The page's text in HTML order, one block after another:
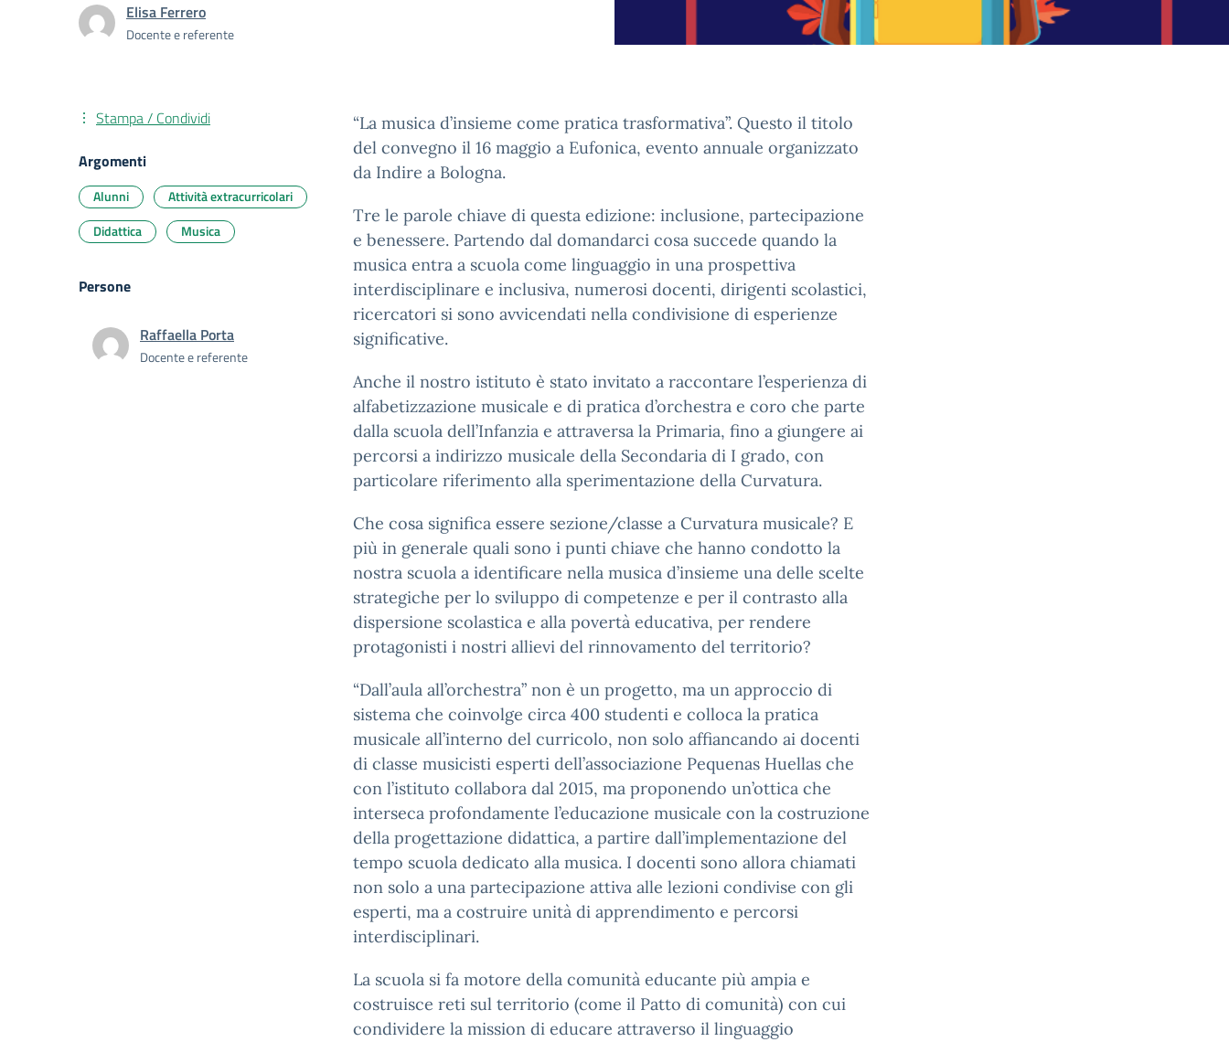
Elisa Ferrero
Docente e referente
“La musica d’insieme come pratica trasformativa”. Questo il titolo
del convegno il 16 maggio a Eufonica, evento annuale organizzato
da Indire a Bologna.
Tre le parole chiave di questa edizione: inclusione, partecipazione
e benessere. Partendo dal domandarci cosa succede quando la
musica entra a scuola come linguaggio in una prospettiva
interdisciplinare e inclusiva, numerosi docenti, dirigenti scolastici,
ricercatori si sono avvicendati nella condivisione di esperienze
significative.
Anche il nostro istituto è stato invitato a raccontare l’esperienza di
alfabetizzazione musicale e di pratica d’orchestra e coro che parte
dalla scuola dell’Infanzia e attraversa la Primaria, fino a giungere ai
percorsi a indirizzo musicale della Secondaria di I grado, con
particolare riferimento alla sperimentazione della Curvatura.
Che cosa significa essere sezione/classe a Curvatura musicale? E
più in generale quali sono i punti chiave che hanno condotto la
nostra scuola a identificare nella musica d’insieme una delle scelte
strategiche per lo sviluppo di competenze e per il contrasto alla
dispersione scolastica e alla povertà educativa, per rendere
protagonisti i nostri allievi del rinnovamento del territorio?
“Dall’aula all’orchestra” non è un progetto, ma un approccio di
sistema che coinvolge circa 400 studenti e colloca la pratica
musicale all’interno del curricolo, non solo affiancando ai docenti
di classe musicisti esperti dell’associazione Pequenas Huellas che
con l’istituto collabora dal 2015, ma proponendo un’ottica che
interseca profondamente l’educazione musicale con la costruzione
della progettazione didattica, a partire dall’implementazione del
tempo scuola dedicato alla musica. I docenti sono allora chiamati
non solo a una partecipazione attiva alle lezioni condivise con gli
esperti, ma a costruire unità di apprendimento e percorsi
interdisciplinari.
La scuola si fa motore della comunità educante più ampia e
costruisce reti sul territorio (come il Patto di comunità) con cui
condividere la mission di educare attraverso il linguaggio
Stampa / Condividi
Argomenti
Alunni
Attività extracurricolari
Didattica
Musica
Persone
Raffaella Porta
Docente e referente